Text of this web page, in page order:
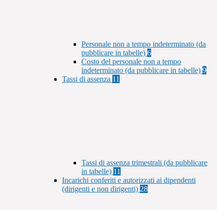
Personale non a tempo indeterminato (da
pubblicare in tabelle) 6
Costo del personale non a tempo
indeterminato (da pubblicare in tabelle) 9
Tassi di assenza 11
Tassi di assenza trimestrali (da pubblicare
in tabelle) 11
Incarichi conferiti e autorizzati ai dipendenti
(dirigenti e non dirigenti) 28